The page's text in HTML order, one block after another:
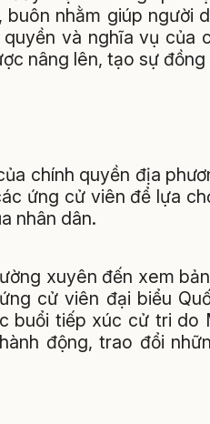
nhằm giúp người
và nghĩa vụ của
nâng lên, tạo sự
chính quyền địa
ứng cử viên để lựa
nhân dân.
xuyên đến xem
cử viên đại biểu
buổi tiếp xúc cử tri
động, trao đổi